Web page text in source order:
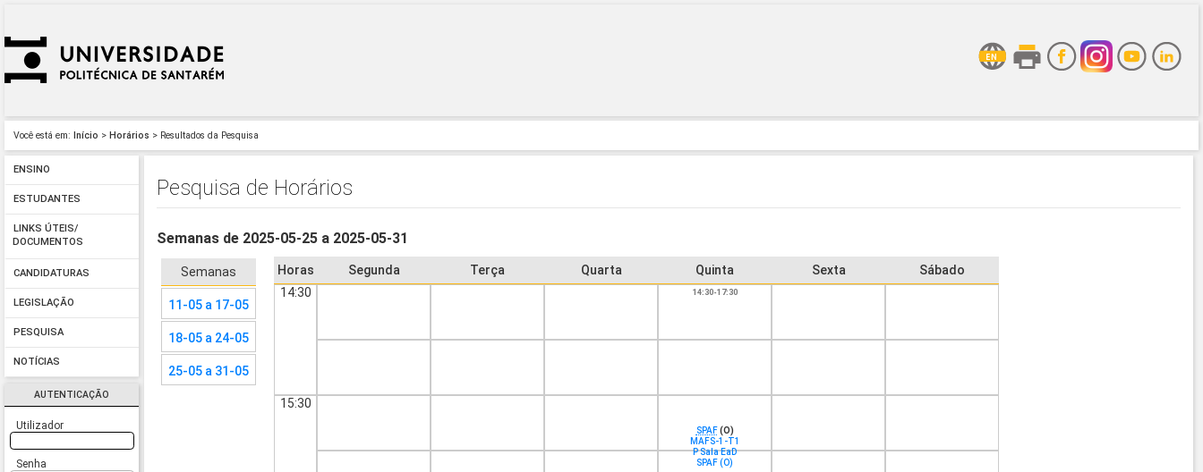
Você está em: Início > Horários > Resultados da Pesquisa
ENSINO
ESTUDANTES
LINKS ÚTEIS/
DOCUMENTOS
CANDIDATURAS
LEGISLAÇÃO
PESQUISA
NOTÍCIAS
AUTENTICAÇÃO
Utilizador
Senha
Pesquisa de Horários
Semanas de 2025-05-25 a 2025-05-31
Semanas
11-05 a 17-05
18-05 a 24-05
25-05 a 31-05
Horas Segunda Terça Quarta Quinta Sexta
Sábado
14:30
14:30-17:30
SPAF(O)
MAFS-1-T1
P Sala EaD
SPAF (O)
15:30